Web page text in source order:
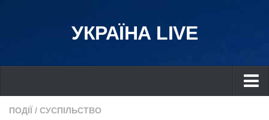
УКРАЇНА LIVE
Україна
ПОДІЇ / СУСПІЛЬСТВО